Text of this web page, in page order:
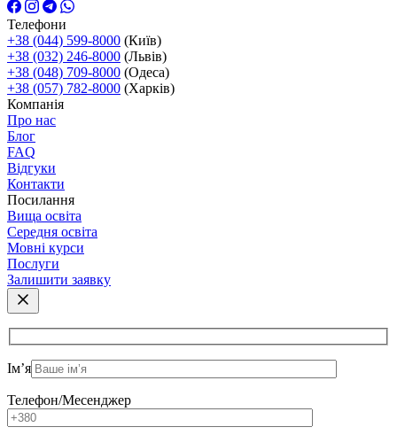
Телефони
+38 (044) 599-8000 (Київ)
+38 (032) 246-8000 (Львів)
+38 (048) 709-8000 (Одеса)
+38 (057) 782-8000 (Харків)
Компанія
Про нас
Блог
FAQ
Відгуки
Контакти
Посилання
Вища освіта
Середня освіта
Мовні курси
Послуги
Залишити заявку
Ім’я
Телефон/Месенджер